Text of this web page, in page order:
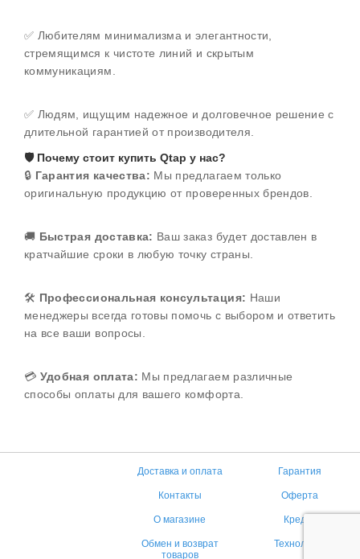
✅ Любителям минимализма и элегантности,
стремящимся к чистоте линий и скрытым
коммуникациям.
✅ Людям, ищущим надежное и долговечное решение с
длительной гарантией от производителя.
🛡️ Почему стоит купить Qtap у нас?
🔒 Гарантия качества: Мы предлагаем только
оригинальную продукцию от проверенных брендов.
🚚 Быстрая доставка: Ваш заказ будет доставлен в
кратчайшие сроки в любую точку страны.
🛠️ Профессиональная консультация: Наши
менеджеры всегда готовы помочь с выбором и ответить
на все ваши вопросы.
💳 Удобная оплата: Мы предлагаем различные
способы оплаты для вашего комфорта.
Доставка и оплата Гарантия
Контакты Оферта
О магазине Кредит
Обмен и возврат
товаров
Технологии